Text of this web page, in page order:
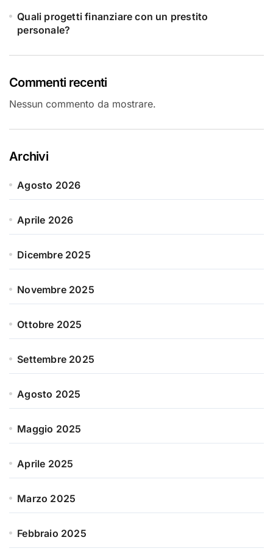
Quali progetti finanziare con un prestito
personale?
Commenti recenti
Nessun commento da mostrare.
Archivi
Agosto 2026
Aprile 2026
Dicembre 2025
Novembre 2025
Ottobre 2025
Settembre 2025
Agosto 2025
Maggio 2025
Aprile 2025
Marzo 2025
Febbraio 2025